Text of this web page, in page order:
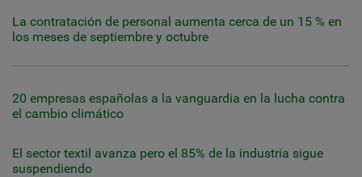
La contratación de personal aumenta cerca de un 15 % en
los meses de septiembre y octubre
20 empresas españolas a la vanguardia en la lucha contra
el cambio climático
El sector textil avanza pero el 85% de la industria sigue
suspendiendo